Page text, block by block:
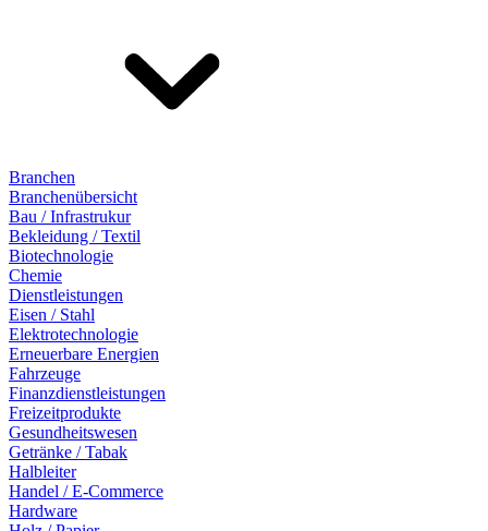
Branchen
Branchenübersicht
Bau / Infrastrukur
Bekleidung / Textil
Biotechnologie
Chemie
Dienstleistungen
Eisen / Stahl
Elektrotechnologie
Erneuerbare Energien
Fahrzeuge
Finanzdienstleistungen
Freizeitprodukte
Gesundheitswesen
Getränke / Tabak
Halbleiter
Handel / E-Commerce
Hardware